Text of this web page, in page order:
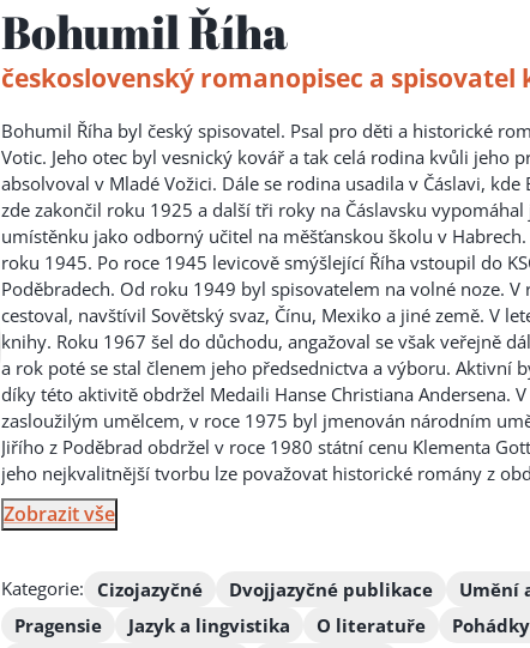
Bohumil Říha
československý romanopisec a spisovatel
Bohumil Říha byl český spisovatel. Psal pro děti a historické
Votic. Jeho otec byl vesnický kovář a tak celá rodina kvůli jeho
absolvoval v Mladé Vožici. Dále se rodina usadila v Čáslavi,
zde zakončil roku 1925 a další tři roky na Čáslavsku
umístěnku jako odborný učitel na měšťanskou školu v
roku 1945. Po roce 1945 levicově smýšlející Říha vstoupil do
Poděbradech. Od roku 1949 byl spisovatelem na volné noze.
cestoval, navštívil Sovětský svaz, Čínu, Mexiko a jiné země. V
knihy. Roku 1967 šel do důchodu, angažoval se však veřejně
a rok poté se stal členem jeho předsednictva a výboru. Aktivní
díky této aktivitě obdržel Medaili Hanse Christiana Andersena.
zasloužilým umělcem, v roce 1975 byl jmenován národním
Jiřího z Poděbrad obdržel v roce 1980 státní cenu Klementa
jeho nejkvalitnější tvorbu lze považovat historické romány z
Zobrazit vše
Kategorie: Cizojazyčné Dvojjazyčné publikace Umění
Pragensie
Jazyk a lingvistika O literatuře